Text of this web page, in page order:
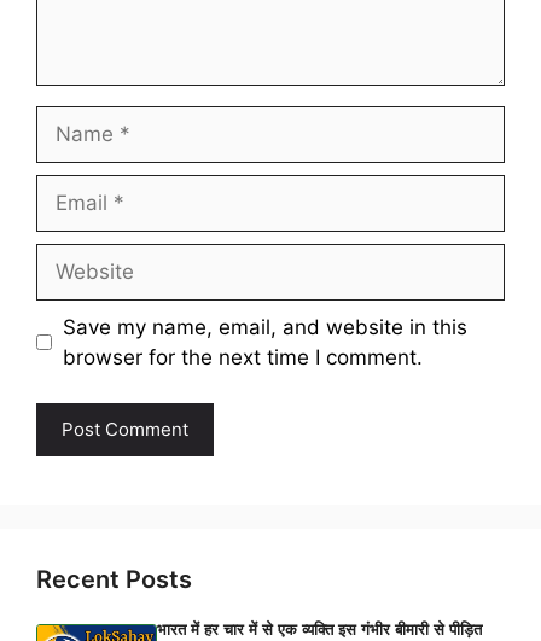
Save my name, email, and website in this
browser for the next time I comment.
Recent Posts
भारत में हर चार में से एक व्यक्ति इस गंभीर बीमारी से पीड़ित